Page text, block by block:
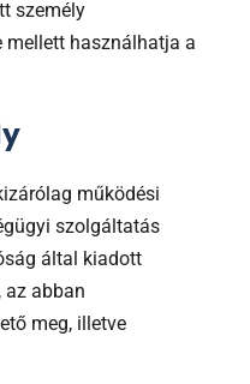
személy
mellett használhatja a
működési
szolgáltatás
által kiadott
az abban
meg, illetve